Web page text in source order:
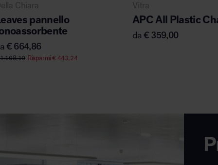
Chiara
pannello
€ 664,86
Risparmi€ 443,24
Vitra
APC All Plastic
da€ 359,00